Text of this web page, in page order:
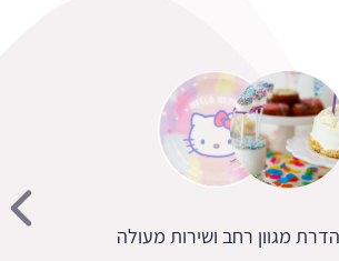
מגוון רחב ושירות מעולה